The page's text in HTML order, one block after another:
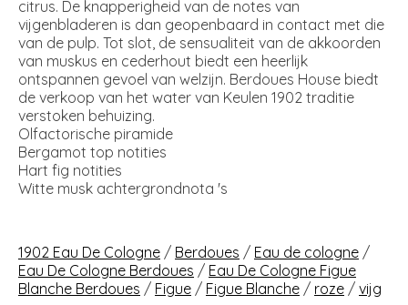
citrus. De knapperigheid van de notes van
vijgenbladeren is dan geopenbaard in contact met die
van de pulp. Tot slot, de sensualiteit van de akkoorden
van muskus en cederhout biedt een heerlijk
ontspannen gevoel van welzijn. Berdoues House biedt
de verkoop van het water van Keulen 1902 traditie
verstoken behuizing.
Olfactorische piramide
Bergamot top notities
Hart fig notities
Witte musk achtergrondnota 's
1902 Eau De Cologne / Berdoues / Eau de cologne /
Eau De Cologne Berdoues / Eau De Cologne Figue
Blanche Berdoues / Figue / Figue Blanche / roze / vijg